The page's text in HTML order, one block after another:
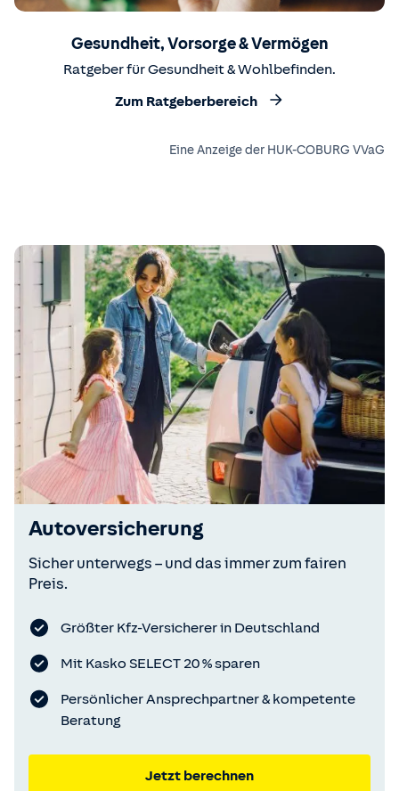
Gesundheit, Vorsorge & Vermögen
Ratgeber für Gesundheit & Wohlbefinden.
Zum Ratgeberbereich
Eine Anzeige der HUK-COBURG VVaG
Autoversicherung
Sicher unterwegs – und das immer zum fairen
Preis.
Größter Kfz-Versicherer in Deutschland
Mit Kasko SELECT 20 % sparen
Persönlicher Ansprechpartner & kompetente
Beratung
Jetzt berechnen